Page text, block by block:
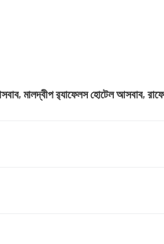
, মালদ্বীপ র‌্যাফেলস হোটেল আসবাব,